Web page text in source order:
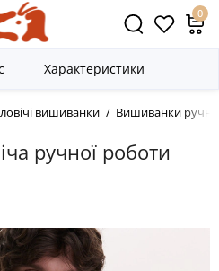
0
вишиванки Вишиванки
ручної роботи
Характеристики